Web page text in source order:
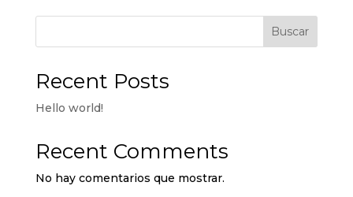
Buscar
Recent Posts
Hello world!
Recent Comments
No hay comentarios que mostrar.